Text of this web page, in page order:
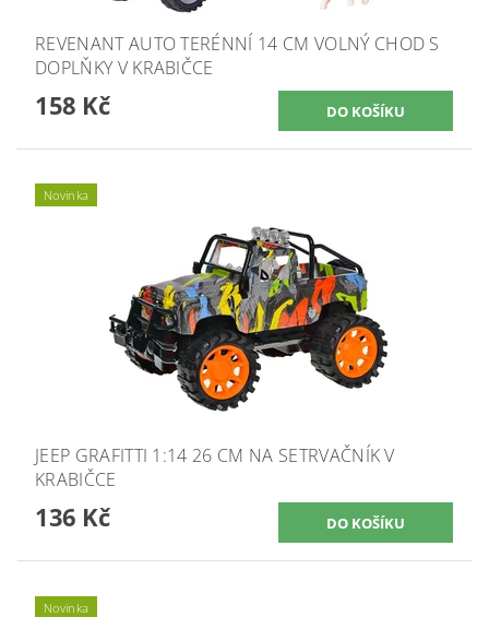
REVENANT AUTO TERÉNNÍ 14 CM VOLNÝ CHOD S
DOPLŇKY V KRABIČCE
158 Kč
Novinka
JEEP GRAFITTI 1:14 26 CM NA SETRVAČNÍK V
KRABIČCE
136 Kč
Novinka